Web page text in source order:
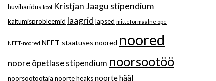
huviharidus kool Kristjan Jaagu stipendium
käitumisprobleemid laagrid lapsed mitteformaalne õpe
NEET-noored NEET-staatuses noored noored
noore õpetlase stipendium noorsootöö
noorsootöötaja noorte heaksnoorte hääl